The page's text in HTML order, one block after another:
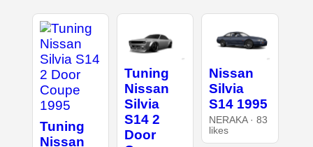
Tuning
Nissan
Tuning
Nissan
Silvia
S14 2
Door
Nissan
Silvia
S14 1995
NERAKA · 83
likes